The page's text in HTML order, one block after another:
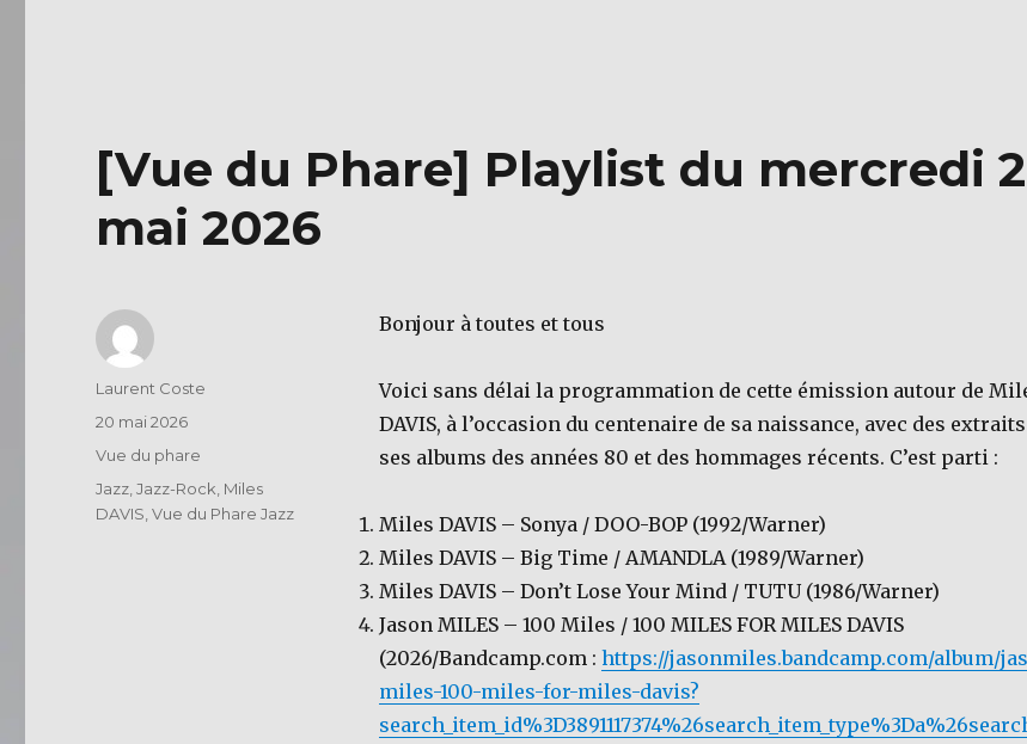
[Vue du Phare] Playlist du mercredi
mai 2026
Bonjour à toutes et tous
Voici sans délai la programmation de cette émission autour de
DAVIS, à l’occasion du centenaire de sa naissance, avec des
ses albums des années 80 et des hommages récents. C’est parti :
Miles DAVIS – Sonya / DOO-BOP (1992/Warner)
Miles DAVIS – Big Time / AMANDLA (1989/Warner)
Miles DAVIS – Don’t Lose Your Mind / TUTU (1986/Warner)
Jason MILES – 100 Miles / 100 MILES FOR MILES DAVIS
(2026/Bandcamp.com : https://jasonmiles.bandcamp.com/album/
miles-100-miles-for-miles-davis?
Auteur
Laurent Coste
Publié
20 mai 2026
Catégories
Vue du phare
Étiquettes
Jazz ,Jazz-Rock Miles
DAVIS ,Vue du Phare Jazz